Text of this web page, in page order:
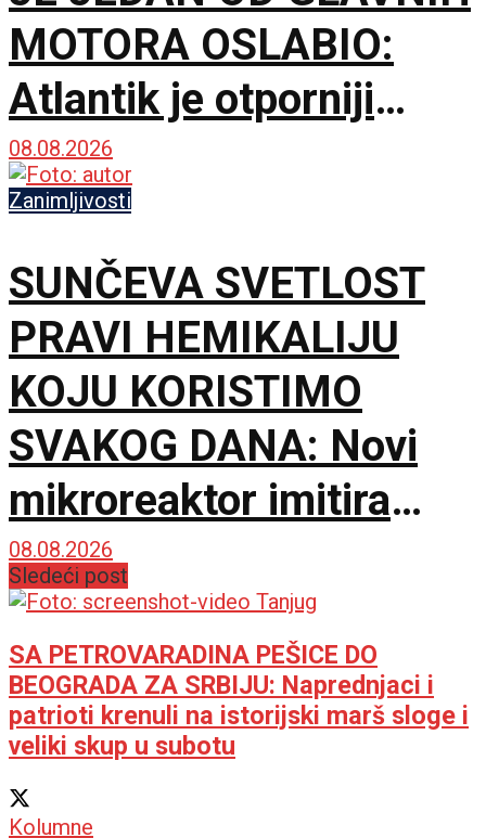
MOTORA OSLABIO:
Atlantik je otporniji
nego što se mislilo
08.08.2026
Zanimljivosti
SUNČEVA SVETLOST
PRAVI HEMIKALIJU
KOJU KORISTIMO
SVAKOG DANA: Novi
mikroreaktor imitira
živu ćeliju
08.08.2026
Sledeći post
SA PETROVARADINA PEŠICE DO
BEOGRADA ZA SRBIJU: Naprednjaci i
patrioti krenuli na istorijski marš sloge i
veliki skup u subotu
Kolumne